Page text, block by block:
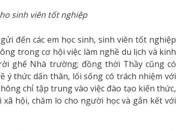
sinh viên tốt nghiệp
đến các em học sinh, sinh viên tốt nghiệp
trong cơ hội việc làm nghề du lịch và kinh
ghế Nhà trường; đồng thời Thầy cũng có
ý thức dấn thân, lối sống có trách nhiệm với
chỉ tập trung vào việc đào tạo kiến thức,
hội, chăm lo cho người học và gắn kết với